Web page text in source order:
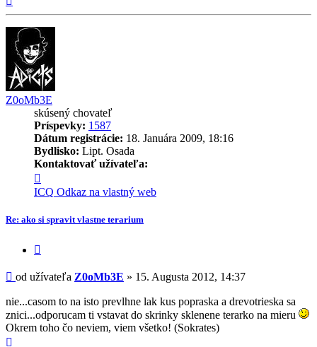
Z0oMb3E
skúsený chovateľ
Príspevky: 1587
Dátum registrácie: 18. Januára 2009, 18:16
Bydlisko: Lipt. Osada
Kontaktovať užívateľa:
informácie
užívateľa
-
Z0oMb3E
ICQ Odkaz na vlastný web
Re: ako si spravit vlastne terarium
Príspevok
od užívateľa Z0oMb3E » 15. Augusta 2012, 14:37
nie...casom to na isto prevlhne lak kus popraska a drevotrieska sa
znici...odporucam ti vstavat do skrinky sklenene terarko na mieru
Okrem toho čo neviem, viem všetko! (Sokrates)